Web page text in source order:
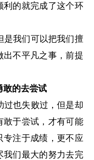
利的就完成了这个环
我们可以把我们擅
出不平凡之事，前提
敢的去尝试
也失败过，但是却
敢于尝试，才有可能
专注于成绩，更不应
我们最大的努力去完